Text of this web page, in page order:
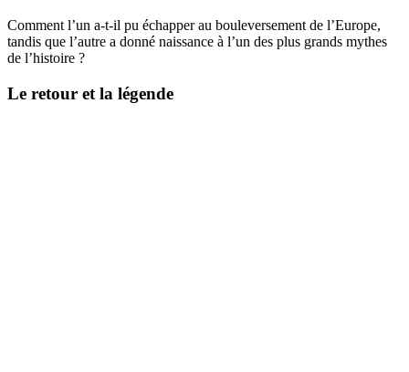
Comment l’un a-t-il pu échapper au bouleversement de l’Europe,
tandis que l’autre a donné naissance à l’un des plus grands mythes
de l’histoire ?
Le retour et la légende